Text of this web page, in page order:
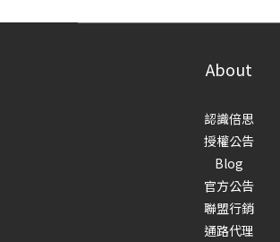
About
認識倍思
授權公告
Blog
官方公告
聯盟行銷
通路代理